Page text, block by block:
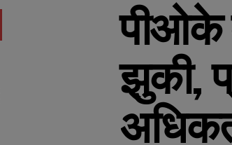
पीओके
झुकी,